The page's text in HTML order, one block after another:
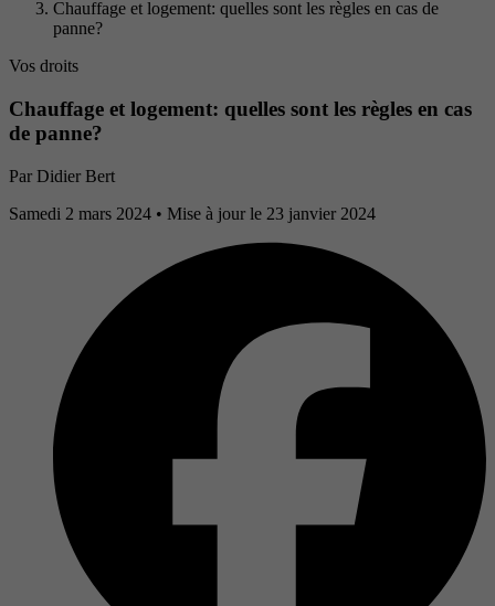
Chauffage et logement: quelles sont les règles en cas de
panne?
Vos droits
Chauffage et logement: quelles sont les règles en cas
de panne?
Par Didier Bert
Samedi 2 mars 2024 • Mise à jour le 23 janvier 2024